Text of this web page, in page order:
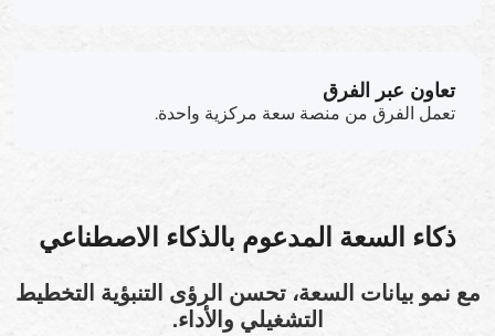
تعاون عبر الفرق
تعمل الفرق من منصة سعة مركزية واحدة.
ذكاء السعة المدعوم بالذكاء الاصطناعي
مع نمو بيانات السعة، تحسن الرؤى التنبؤية التخطيط
التشغيلي والأداء.